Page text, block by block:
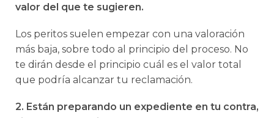
valor del que te sugieren.
Los peritos suelen empezar con una valoración
más baja, sobre todo al principio del proceso. No
te dirán desde el principio cuál es el valor total
que podría alcanzar tu reclamación.
2. Están preparando un expediente en tu contra,